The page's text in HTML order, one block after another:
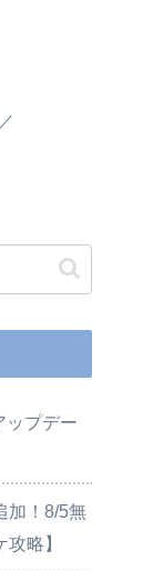
ップデー
加！8/5無
略】